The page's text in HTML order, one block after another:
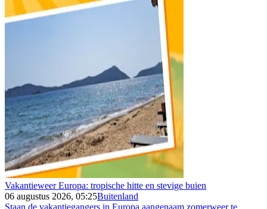
Vakantieweer Europa: tropische hitte en stevige buien
06 augustus 2026, 05:25Buitenland
Staan de vakantiegangers in Europa aangenaam zomerweer te